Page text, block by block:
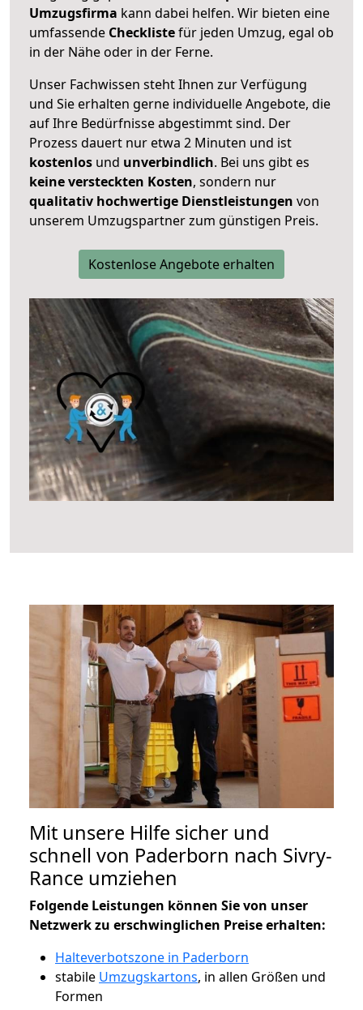
Umzugsfirma kann dabei helfen. Wir bieten eine
umfassende Checklistefür jeden Umzug, egal ob
in der Nähe oder in der Ferne.
Unser Fachwissen steht Ihnen zur Verfügung
und Sie erhalten gerne individuelle Angebote, die
auf Ihre Bedürfnisse abgestimmt sind. Der
Prozess dauert nur etwa 2 Minuten und ist
kostenlos und unverbindlich. Bei uns gibt es
keine versteckten Kosten, sondern nur
qualitativ hochwertige Dienstleistungen von
unserem Umzugspartner zum günstigen Preis.
Kostenlose Angebote erhalten
Mit unsere Hilfe sicher und
schnell von Paderborn nach Sivry-
Rance umziehen
Folgende Leistungen können Sie von unser
Netzwerk zu erschwinglichen Preise erhalten:
Halteverbotszone in Paderborn
stabile Umzugskartons, in allen Größen und
Formen